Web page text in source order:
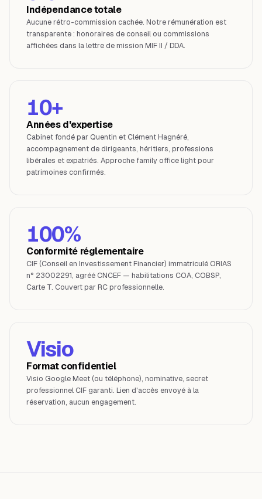
Indépendance totale
Aucune rétro-commission cachée. Notre rémunération est
transparente : honoraires de conseil ou commissions
affichées dans la lettre de mission MIF II / DDA.
10+
Années d'expertise
Cabinet fondé par Quentin et Clément Hagnéré,
accompagnement de dirigeants, héritiers, professions
libérales et expatriés. Approche family office light pour
patrimoines confirmés.
100%
Conformité réglementaire
CIF (Conseil en Investissement Financier) immatriculé ORIAS
n° 23002291, agréé CNCEF — habilitations COA, COBSP,
Carte T. Couvert par RC professionnelle.
Visio
Format confidentiel
Visio Google Meet (ou téléphone), nominative, secret
professionnel CIF garanti. Lien d'accès envoyé à la
réservation, aucun engagement.